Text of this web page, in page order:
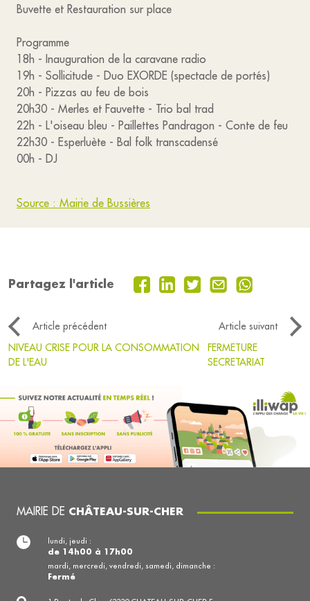
Buvette et Restauration sur place
Programme
18h - Inauguration de la caravane radio
19h - Sollicitude - Duo EXORDE (spectacle de portés)
20h - Pizzas au feu de bois
20h30 - Merles et Fauvette - Trio bal trad
22h - L'oiseau bleu - Paillettes Pandragon - Conte de feu
22h30 - Esperluète - Bal folk transcadensé
00h - DJ
Source : Mairie de Bussières
Partagez l'article
Article précédent
Article suivant
NIVEAU CRISE POUR LA CONSOMMATION
DE L'EAU
FERMETURE
SECRETARIAT
MAIRIE DE CHÂTEAU-SUR-CHER
lundi, jeudi :
de 14h00 à 17h00
mardi, mercredi, vendredi, samedi, dimanche :
Fermé